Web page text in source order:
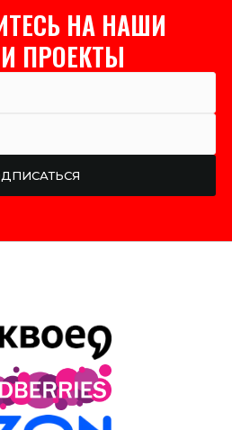
НА НАШИ
ПРОЕКТЫ